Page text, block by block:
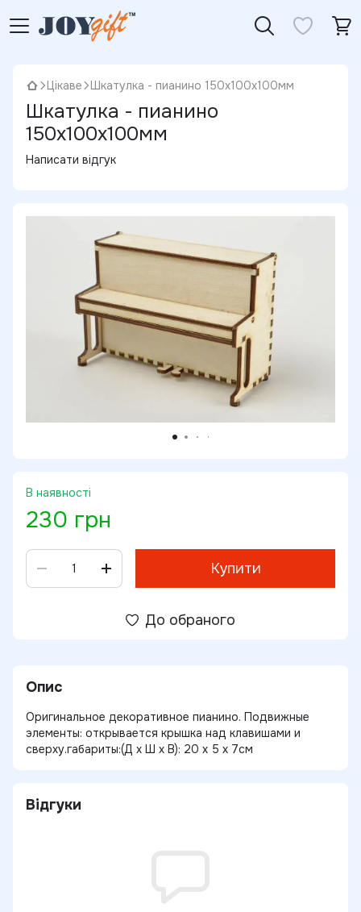
Цікаве Шкатулка - пианино 150х100х100мм
Шкатулка - пианино
150х100х100мм
Написати відгук
В наявності
230 грн
Купити
До обраного
Опис
Оригинальное декоративное пианино. Подвижные
элементы: открывается крышка над клавишами и
сверху.габариты:(Д х Ш х В): 20 х 5 х 7см
Відгуки